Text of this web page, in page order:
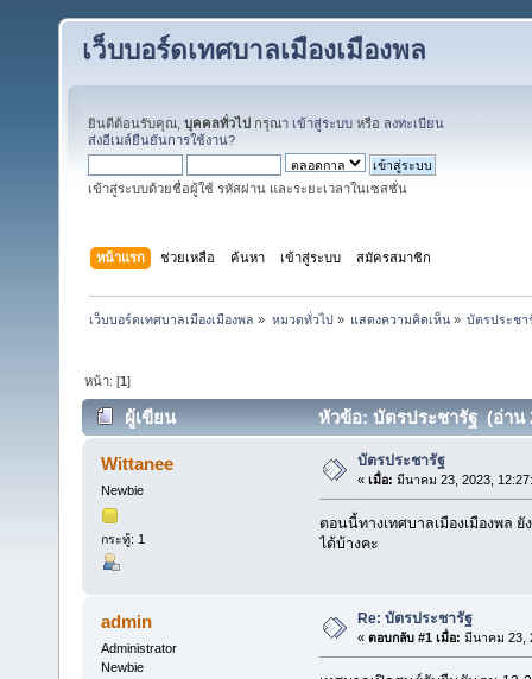
เว็บบอร์ดเทศบาลเมืองเมืองพล
ยินดีต้อนรับคุณ, บุคคลทั่วไป กรุณา เข้าสู่ระบบ หรือ ลงทะเบียน
ส่งอีเมล์ยืนยันการใช้งาน?
เข้าสู่ระบบด้วยชื่อผู้ใช้ รหัสผ่าน และระยะเวลาในเซสชั่น
หน้าแรก ช่วยเหลือ ค้นหา เข้าสู่ระบบ สมัครสมาชิก
เว็บบอร์ดเทศบาลเมืองเมืองพล » หมวดทั่วไป» แสดงความคิดเห็น» บัตรประชา
หน้า: [1]
ผู้เขียน หัวข้อ: บัตรประชารัฐ (อ่าน
Wittanee
Newbie
กระทู้: 1
บัตรประชารัฐ
« เมื่อ: มีนาคม 23, 2023,
ตอนนี้ทางเทศบาลเมืองเมืองพล
ได้บ้างคะ
admin
Administrator
Newbie
Re: บัตรประชารัฐ
« ตอบกลับ #1 เมื่อ: มีนาคม 23,